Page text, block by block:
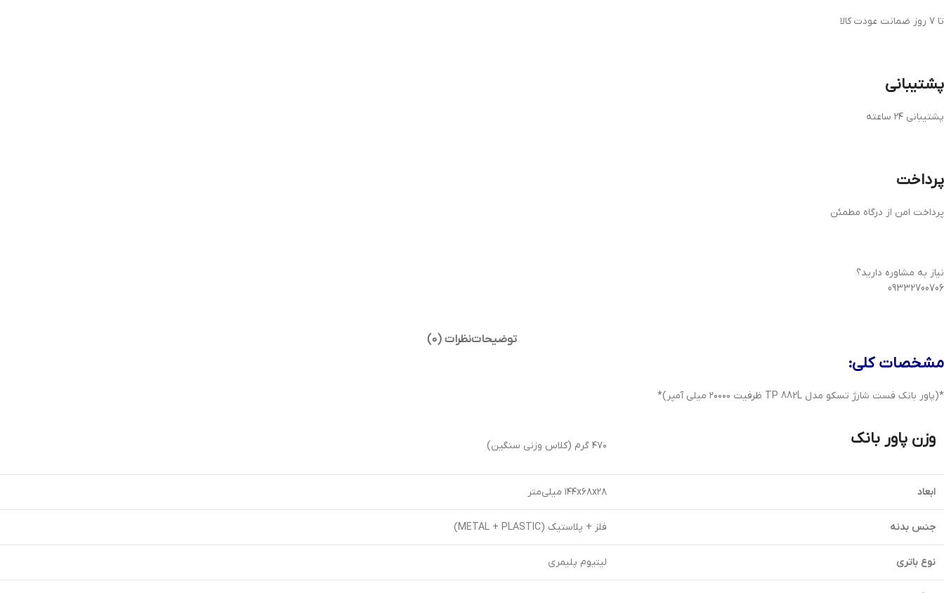
تا ۷ روز ضمانت عودت کالا
پشتیبانی
پشتیبانی ۲۴ ساعته
پرداخت
پرداخت امن از درگاه مطمئن
نیاز به مشاوره دارید؟
09332700706
توضیحاتنظرات (0)
مشخصات کلی:
*(پاور بانک فست شارژ تسکو مدل TP 882L ظرفیت ۲۰۰۰۰ میلی آمپر)*
وزن پاور بانک ۴۷۰ گرم (کلاس وزنی سنگین)
ابعاد ۱۴۴x۶۸x۲۸ میلی‌متر
جنس بدنه فلز + پلاستیک (METAL + PLASTIC)
نوع باتری لیتیوم پلیمری